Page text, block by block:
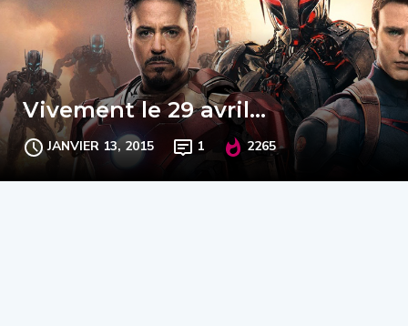
Vivement le 29 avril…
JANVIER 13, 2015 1 2265